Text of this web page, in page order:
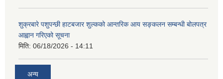
शुक्रबारे पशुपन्छी हाटबजार शुल्कको आन्तरिक आय सङ्कलन सम्बन्धी बोलपत्र
आह्वान गरिएको सूचना
मिति: 06/18/2026 - 14:11
अन्य